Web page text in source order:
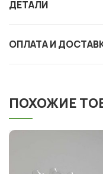
ДЕТАЛИ
ОПЛАТА И
ПОХОЖИЕ